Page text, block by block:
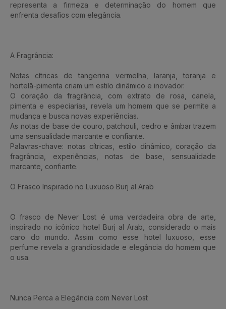
representa a firmeza e determinação do homem que
enfrenta desafios com elegância.
A Fragrância:
Notas cítricas de tangerina vermelha, laranja, toranja e
hortelã-pimenta criam um estilo dinâmico e inovador.
O coração da fragrância, com extrato de rosa, canela,
pimenta e especiarias, revela um homem que se permite a
mudança e busca novas experiências.
As notas de base de couro, patchouli, cedro e âmbar trazem
uma sensualidade marcante e confiante.
Palavras-chave: notas cítricas, estilo dinâmico, coração da
fragrância, experiências, notas de base, sensualidade
marcante, confiante.
O Frasco Inspirado no Luxuoso Burj al Arab
O frasco de Never Lost é uma verdadeira obra de arte,
inspirado no icônico hotel Burj al Arab, considerado o mais
caro do mundo. Assim como esse hotel luxuoso, esse
perfume revela a grandiosidade e elegância do homem que
o usa.
Nunca Perca a Elegância com Never Lost